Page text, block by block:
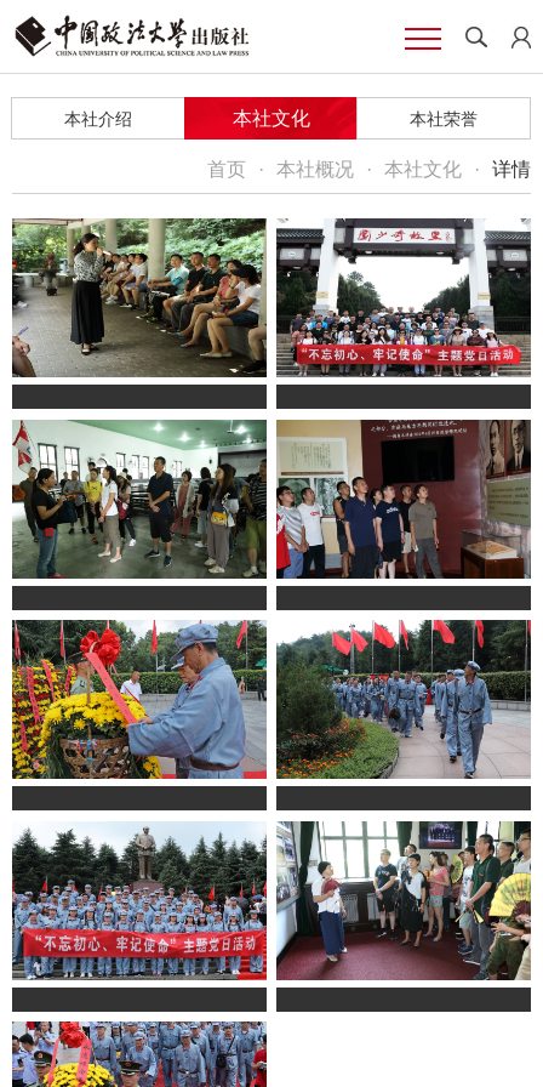
本社介绍 本社文化 本社荣誉
首页 · 本社概况 · 本社文化 · 详情